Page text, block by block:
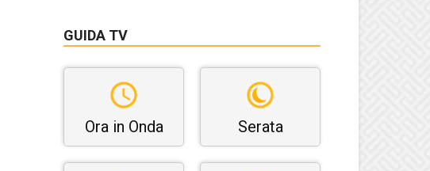
GUIDA TV
Ora in Onda Serata